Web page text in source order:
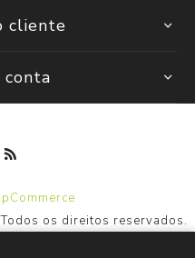
cliente
conta
os direitos reservados.